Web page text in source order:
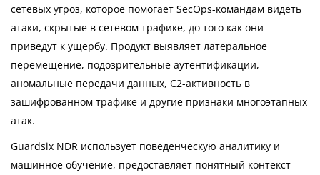
сетевых угроз, которое помогает SecOps-командам видеть
атаки, скрытые в сетевом трафике, до того как они
приведут к ущербу. Продукт выявляет латеральное
перемещение, подозрительные аутентификации,
аномальные передачи данных, C2-активность в
зашифрованном трафике и другие признаки многоэтапных
атак.
Guardsix NDR использует поведенческую аналитику и
машинное обучение, предоставляет понятный контекст